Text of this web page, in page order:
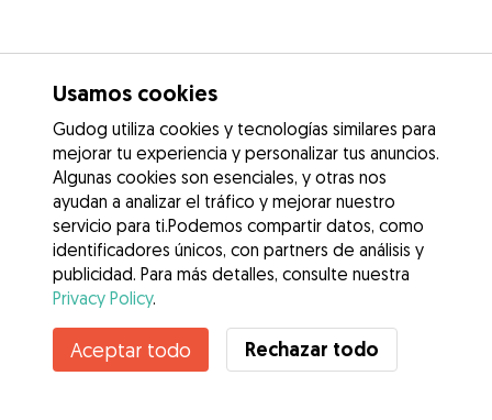
Usamos cookies
Gudog utiliza cookies y tecnologías similares para
mejorar tu experiencia y personalizar tus anuncios.
Algunas cookies son esenciales, y otras nos
ayudan a analizar el tráfico y mejorar nuestro
servicio para ti.Podemos compartir datos, como
identificadores únicos, con partners de análisis y
publicidad. Para más detalles, consulte nuestra
Privacy Policy.
Aceptar todo Rechazar todo